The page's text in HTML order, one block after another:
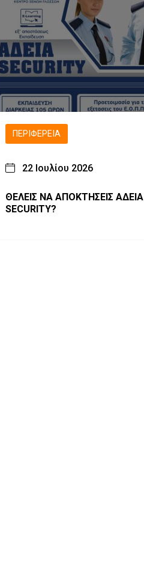
ΠΕΡΙΦΈΡΕΙΑ
22 Ιουλίου 2026
ΘΕΛΕΙΣ ΝΑ ΑΠΟΚΤΗΣΕΙΣ ΑΔΕΙΑ
SECURITY?